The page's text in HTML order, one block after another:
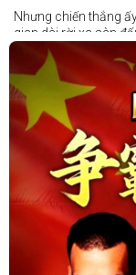
Nhưng chiến thắng
gian dài rời xa sàn
Trigger Promotion 7.
Ở tuổi 33, Lê Thị
nghiệp — và cô ngay
đối thủ trẻ tài năng
và sức mạnh để
Tháng tới, cô sẽ tiếp
Chi Minh City, nơi
chuyên nghiệp khi
Kanojia.
Con đường đến
Bang thể hiện trong
nên điều đặc biệt.